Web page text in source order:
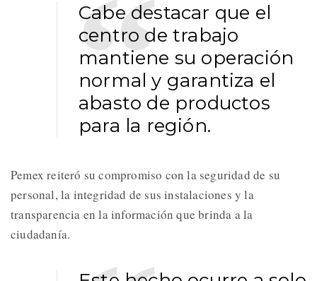
Cabe destacar que el
centro de trabajo
mantiene su operación
normal y garantiza el
abasto de productos
para la región.
Pemex reiteró su compromiso con la seguridad de su
personal, la integridad de sus instalaciones y la
transparencia en la información que brinda a la
ciudadanía.